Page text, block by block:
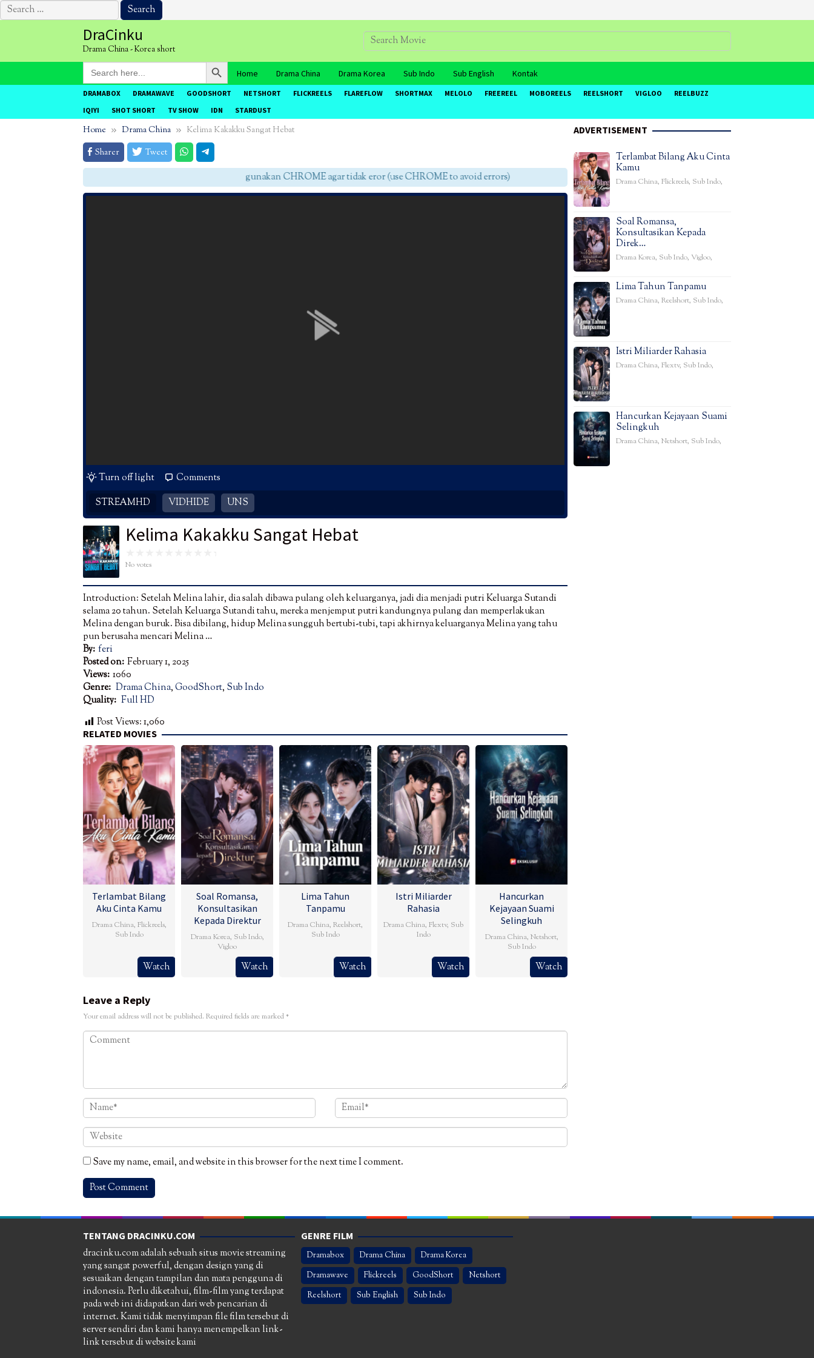
Search
for:
DraCinku
Drama China - Korea short
Search
for:
Search Button
Home Drama China Drama Korea Sub Indo Sub English Kontak
DRAMABOX DRAMAWAVE GOODSHORT NETSHORT FLICKREELS FLAREFLOW SHORTMAX MELOLO FREEREEL MOBOREELS REELSHORT VIGLOO
REELBUZZ
IQIYI
SHOT SHORT TV SHOW IDN STARDUST
Home Drama China
Kelima Kakakku Sangat Hebat
Sharer
Tweet
gunakan CHROME agar tidak eror (use CHROME to avoid errors)
Turn off light
Comments
STREAMHD
VIDHIDE UNS
Kelima Kakakku Sangat Hebat
No votes
Introduction: Setelah Melina lahir, dia salah dibawa pulang oleh keluarganya, jadi dia menjadi putri Keluarga Sutandi
selama 20 tahun. Setelah Keluarga Sutandi tahu, mereka menjemput putri kandungnya pulang dan memperlakukan
Melina dengan buruk. Bisa dibilang, hidup Melina sungguh bertubi-tubi, tapi akhirnya keluarganya Melina yang tahu
pun berusaha mencari Melina …
By: feri
Posted on: February 1, 2025
Views: 1060
Genre: Drama China,GoodShort, Sub Indo
Quality: Full HD
Post Views:1,060
RELATED MOVIES
Terlambat Bilang
Aku Cinta Kamu
Drama China, Flickreels,
Sub Indo
Watch
Soal Romansa,
Konsultasikan
Kepada Direktur
Drama Korea, Sub Indo,
Vigloo
Watch
Lima Tahun
Tanpamu
Drama China, Reelshort,
Sub Indo
Watch
Istri Miliarder
Rahasia
Drama China, Flextv, Sub
Indo
Watch
Hancurkan
Kejayaan Suami
Selingkuh
Drama China, Netshort,
Sub Indo
Watch
Leave a Reply
Your email address will not be published. Required fields are marked*
Save my name, email, and website in this browser for the next time I comment.
ADVERTISEMENT
Terlambat Bilang Aku Cinta
Kamu
Drama China, Flickreels, Sub Indo,
Soal Romansa,
Konsultasikan Kepada
Direk…
Drama Korea, Sub Indo, Vigloo,
Lima Tahun Tanpamu
Drama China, Reelshort, Sub Indo,
Istri Miliarder Rahasia
Drama China, Flextv, Sub Indo,
Hancurkan Kejayaan Suami
Selingkuh
Drama China, Netshort, Sub Indo,
TENTANG DRACINKU.COM
dracinku.com adalah sebuah situs movie streaming
yang sangat powerful, dengan design yang di
sesuaikan dengan tampilan dan mata pengguna di
indonesia. Perlu diketahui, film-film yang terdapat
pada web ini didapatkan dari web pencarian di
internet. Kami tidak menyimpan file film tersebut di
server sendiri dan kami hanya menempelkan link-
link tersebut di website kami
GENRE FILM
Dramabox Drama China
Drama Korea
Dramawave
Flickreels GoodShort
Netshort
Reelshort
Sub English Sub Indo